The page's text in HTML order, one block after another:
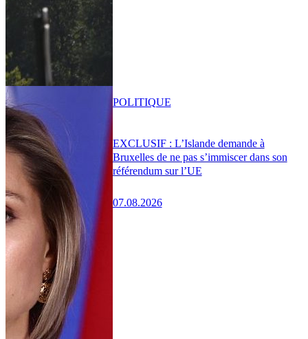
EXCLUSIF : L’Islande demande à
Bruxelles de ne pas s’immiscer dans son
référendum sur l’UE
07.08.2026
POLITIQUE